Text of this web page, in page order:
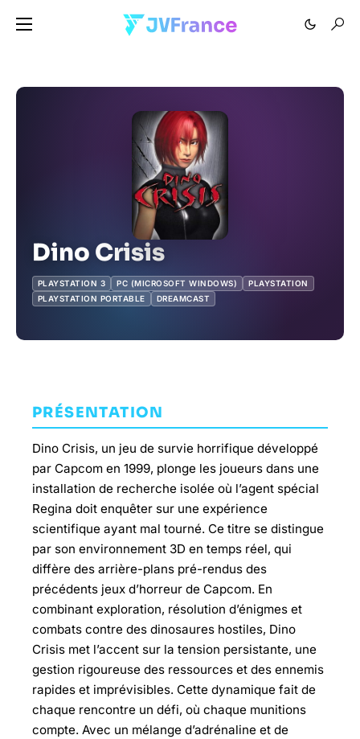
Dino Crisis
PLAYSTATION 3 PC (MICROSOFT WINDOWS)
PLAYSTATION
PLAYSTATION PORTABLE
DREAMCAST
PRÉSENTATION
Dino Crisis, un jeu de survie horrifique développé
par Capcom en 1999, plonge les joueurs dans une
installation de recherche isolée où l’agent spécial
Regina doit enquêter sur une expérience
scientifique ayant mal tourné. Ce titre se distingue
par son environnement 3D en temps réel, qui
diffère des arrière-plans pré-rendus des
précédents jeux d’horreur de Capcom. En
combinant exploration, résolution d’énigmes et
combats contre des dinosaures hostiles, Dino
Crisis met l’accent sur la tension persistante, une
gestion rigoureuse des ressources et des ennemis
rapides et imprévisibles. Cette dynamique fait de
chaque rencontre un défi, où chaque munitions
compte. Avec un mélange d’adrénaline et de